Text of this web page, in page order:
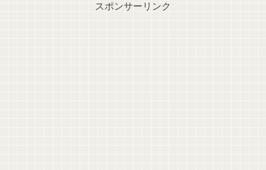
スポンサーリンク